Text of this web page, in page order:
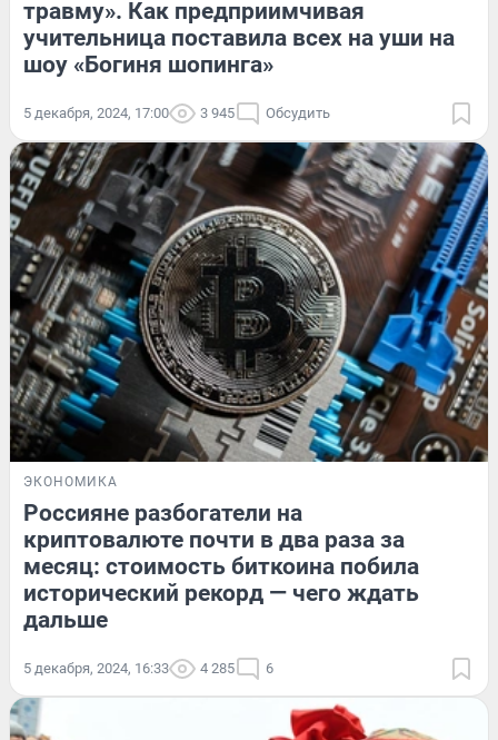
травму». Как предприимчивая
учительница поставила всех на уши на
шоу «Богиня шопинга»
5 декабря, 2024, 17:00 3 945 Обсудить
ЭКОНОМИКА
Россияне разбогатели на
криптовалюте почти в два раза за
месяц: стоимость биткоина побила
исторический рекорд — чего ждать
дальше
5 декабря, 2024, 16:33 4 285 6